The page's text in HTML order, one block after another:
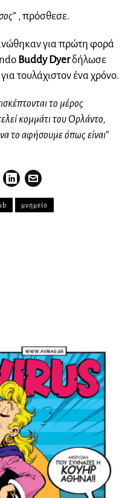
” , πρόσθεσε.
για πρώτη φορά
Buddy Dyerδήλωσε
τουλάχιστον ένα χρόνο.
το μέρος
κομμάτι του Ορλάντο,
το αφήσουμε όπως είναι”
μνημείο